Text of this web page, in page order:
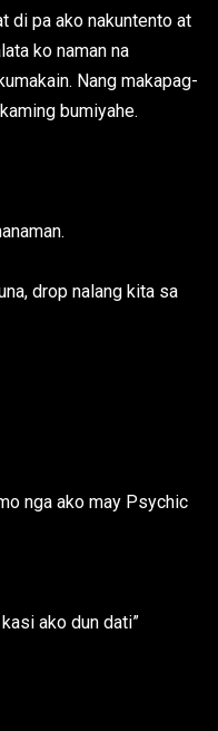
di pa ako nakuntento at
ko naman na
Nang makapag-
bumiyahe.
drop nalang kita sa
nga ako may Psychic
ako dun dati”